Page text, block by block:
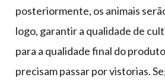
posteriormente, os animais
logo, garantir a qualidade de
para a qualidade final do
precisam passar por vistorias.